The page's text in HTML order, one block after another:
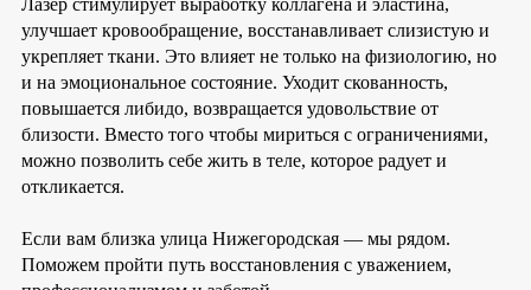
Лазер стимулирует выработку коллагена и эластина,
улучшает кровообращение, восстанавливает слизистую и
укрепляет ткани. Это влияет не только на физиологию, но
и на эмоциональное состояние. Уходит скованность,
повышается либидо, возвращается удовольствие от
близости. Вместо того чтобы мириться с ограничениями,
можно позволить себе жить в теле, которое радует и
откликается.
Если вам близка улица Нижегородская — мы рядом.
Поможем пройти путь восстановления с уважением,